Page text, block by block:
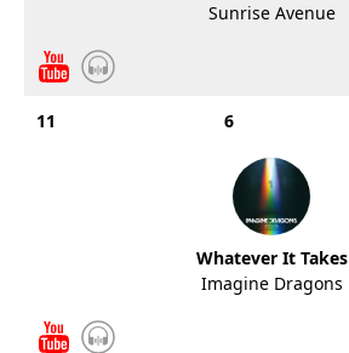
Sunrise Avenue
11 6
Whatever It Takes
Imagine Dragons